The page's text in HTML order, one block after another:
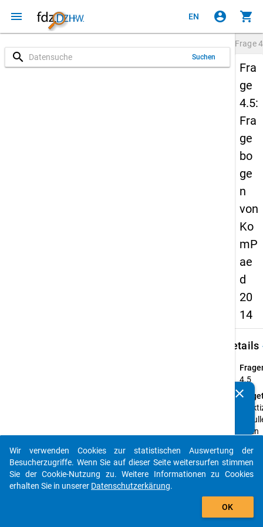
menu EN account_circle shopping_cart
search Suchen
Frage
Fra
ge
4.5:
Fra
ge
bo
ge
n
von
Ko
mP
ae
d
20
14
Details
4.5
einen
oder
clear
auto_stories
add_shopping_cart
Wir verwenden Cookies zur statistischen Auswertung der
Besucherzugriffe. Wenn Sie auf dieser Seite weitersurfen stimmen
Sie der Cookie-Nutzung zu. Weitere Informationen zu Cookies
erhalten Sie in unserer Datenschutzerkärung.
OK